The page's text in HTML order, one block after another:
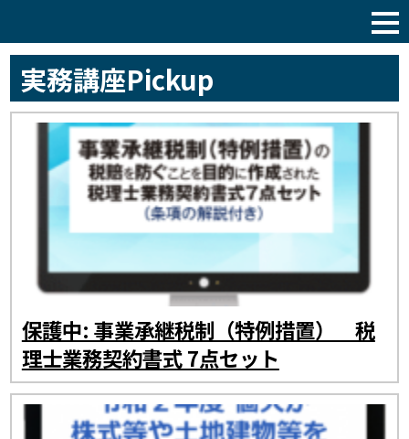
実務講座Pickup
保護中: 事業承継税制（特例措置） 税
理士業務契約書式 7点セット